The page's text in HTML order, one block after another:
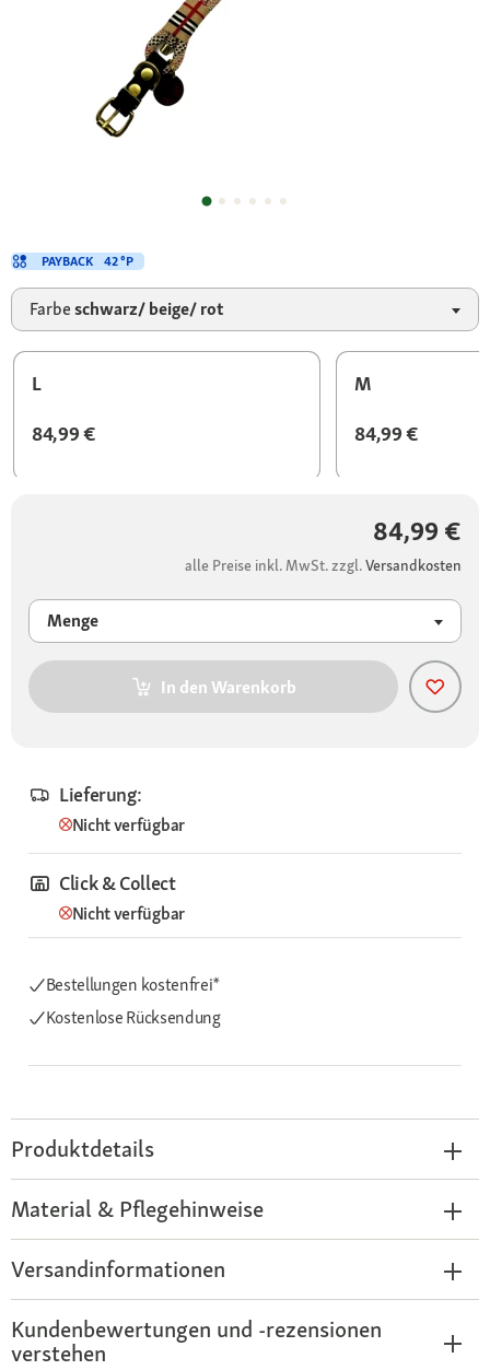
Farbeschwarz/ beige/ rot
L
84,99 €
M
84,99 €
84,99 €
alle Preise inkl. MwSt. zzgl.Versandkosten
Menge
In den Warenkorb
Lieferung:
Nicht verfügbar
Click & Collect
Nicht verfügbar
Bestellungen kostenfrei*
Kostenlose Rücksendung
PAYBACK 42 °P
Produktdetails
Material & Pflegehinweise
Versandinformationen
Kundenbewertungen und -rezensionen
verstehen